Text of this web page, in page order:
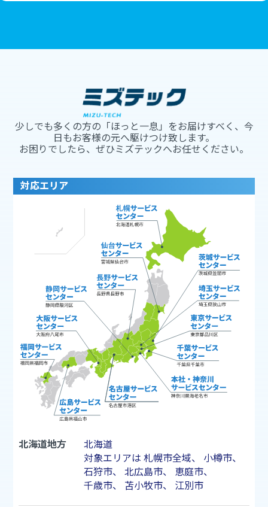
少しでも多くの方の「ほっと一息」をお届けすべく、今
日もお客様の元へ駆けつけ致します。
お困りでしたら、ぜひミズテックへお任せください。
対応エリア
北海道地方
北海道
対象エリアは 札幌市全域、 小樽市、
石狩市、 北広島市、 恵庭市、
千歳市、 苫小牧市、 江別市